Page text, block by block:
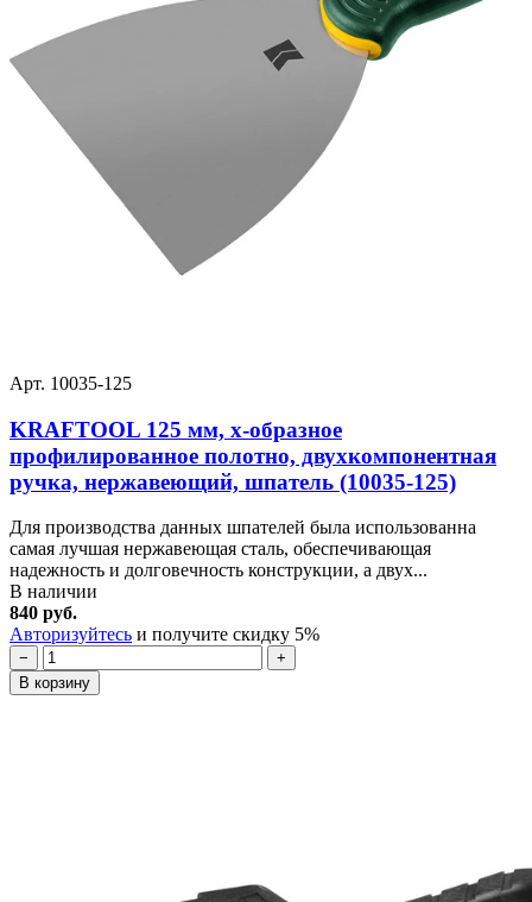
Арт. 10035-125
KRAFTOOL 125 мм, х-образное
профилированное полотно, двухкомпонентная
ручка, нержавеющий, шпатель (10035-125)
Для производства данных шпателей была использованна
самая лучшая нержавеющая сталь, обеспечивающая
надежность и долговечность конструкции, а двух...
В наличии
840 руб.
Авторизуйтесь и получите скидку 5%
−
+
В корзину